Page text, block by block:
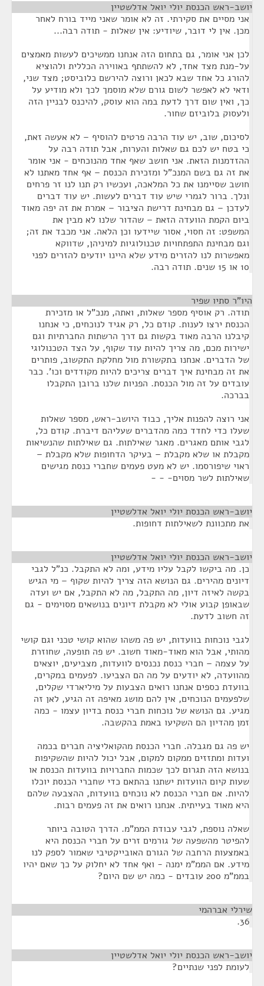
יושב-ראש הכנסת יולי יואל אדלשטיין
אני מסיים את סקירתי. זה לא אומר שאני מייד בורח לאחר
מכן. אין לי דובר, שיודיע: אין שאלות - תודה רבה...
לכן אני אומר, גם בתחום הזה אנחנו ממשיכים לעשות מאמצים
על-מנת מצד אחד, לא להשתתף באווירה הכללית ולהוציא
להורג כל אחד שבא לכאן ורוצה להירשם כלוביסט; מצד שני,
ודאי לא לאפשר לשום גורם שלא מוסמך לכך ולא מודיע על
כך, ואין שום דרך לדעת במה הוא עוסק, להיכנס לבניין הזה
ולעסוק בלוביזם שחור.
לסיכום, שוב, יש עוד הרבה פרטים להוסיף – לא אעשה זאת,
כי בטח יש לכם גם שאלות והערות, אבל תודה רבה על
ההזדמנות הזאת. אני חושב שאף אחד מהנוכחים - אני אומר
את זה גם בשם המנכ"ל ומזכירת הכנסת – אף אחד מאתנו לא
חושב שסיימנו את כל המלאכה, ועכשיו רק תנו לנו זר פרחים
ונלך. ברור לגמרי שיש עוד דברים לעשות. יש עוד דברים
לעדכן – גם מבחינת דרישת הציבור – אמרת את זה יפה מאוד
ביום הקמת הוועדה הזאת – שהדור שלנו לא מבין את
המשפט: זה חסוי, אסור שיידעו וכן הלאה. אני מכבד את זה;
וגם מבחינת התפתחויות טכנולוגיות למיניהן, שדווקא
מאפשרות לנו להזרים מידע שלא היינו יודעים להזרים לפני
10 או 15 שנים. תודה רבה.
היו"ר סתיו שפיר
תודה. רק אוסיף מספר שאלות, ואתה, מנכ"ל או מזכירת
הכנסת ירצו לענות. קודם כל, רק אגיד לנוכחים, כי אנחנו
קיבלנו הרבה מאוד בקשות גם דרך הרשתות החברתיות וגם
ישירות מכם, מה צריך להיות עוד שקוף, על הצד הטכנולוגי
של הדברים. אנחנו בתקשורת מול מחלקת התקשוב, פותרים
את זה מבחינת איך דברים צריכים להיות מקודדים וכו'. כבר
עובדים על זה מול הכנסת. הפניות שלנו ברובן התקבלו
בברכה.
אני רוצה להפנות אליך, כבוד היושב-ראש, מספר שאלות
שעלו כדי לחדד כמה מהדברים שעליהם דיברת. קודם כל,
לגבי אותם מאגרים. מאגר שאילתות. גם שאילתות שהנשיאות
מקבלת או שלא מקבלת – בעיקר הדחופות שלא מקבלת –
ראוי שיפורסמו. יש לא מעט פעמים שחברי כנסת מגישים
שאילתות לשר מסוים- - -
יושב-ראש הכנסת יולי יואל אדלשטיין
את מתכוונת לשאילתות דחופות.
יושב-ראש הכנסת יולי יואל אדלשטיין
כן. מה ביקשו לקבל עליו מידע, ומה לא התקבל. כנ"ל לגבי
דיונים מהירים. גם הנושא הזה צריך להיות שקוף – מי הגיש
בקשה לאיזה דיון, מה התקבל, מה לא התקבל, אם יש ועדה
שבאופן קבוע אולי לא מקבלת דיונים בנושאים מסוימים - גם
זה חשוב לדעת.
לגבי נוכחות בוועדות, יש פה משהו שהוא קושי טכני וגם קושי
מהותי, אבל הוא מאוד-מאוד חשוב. יש פה תופעה, שחוזרת
על עצמה – חברי כנסת נכנסים לוועדות, מצביעים, יוצאים
מהוועדה, לא יודעים על מה הם הצביעו. לפעמים במקרים,
בוועדת כספים אנחנו רואים הצבעות על מיליארדי שקלים,
שלפעמים הנוכחים, אין להם מושג מאיפה זה הגיע, לאן זה
מגיע. גם הנושא של נוכחות חברי כנסת בדיון עצמו - כמה
זמן מהדיון הם השקיעו באמת בהקשבה.
יש פה גם מגבלה. חברי הכנסת מהקואליציה חברים בכמה
ועדות ומתזזים ממקום למקום, אבל יכול להיות שהשקיפות
בנושא הזה תגרום לכך שכמות החברויות בוועדות הכנסת או
שעות קיום הוועדות ישתנו בהתאם כדי שחברי הכנסת יוכלו
להיות. אם חברי הכנסת לא נוכחים בוועדות, ההצבעה שלהם
היא מאוד בעייתית. אנחנו רואים את זה פעמים רבות.
שאלה נוספת, לגבי עבודת הממ"מ. הדרך הטובה ביותר
להפיטר מהשפעה של גורמים זרים על חברי הכנסת היא
באמצעות הרחבה של הגורם האובייקטיבי שאמור לספק לנו
מידע. אם הממ"מ ימנה - ואף אחד לא יחלוק על כך שאם יהיו
בממ"מ 200 עובדים - כמה יש שם היום?
שירלי אברהמי
36.
יושב-ראש הכנסת יולי יואל אדלשטיין
לעומת לפני שנתיים?